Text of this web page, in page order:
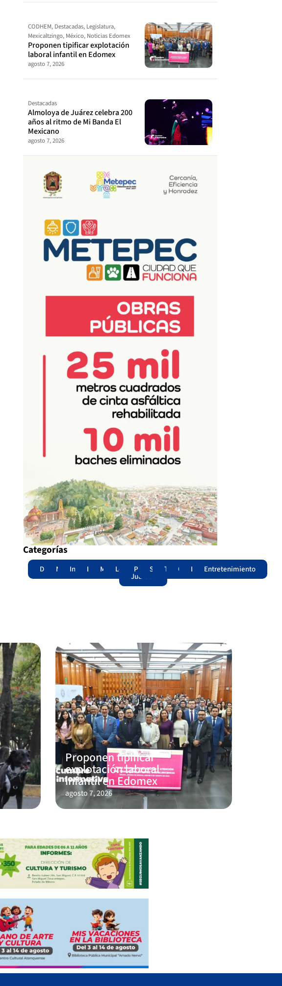
CODHEM, Destacadas, Legislatura,
Mexicaltzingo, México, Noticias Edomex
Proponen tipificar explotación
laboral infantil en Edomex
agosto 7, 2026
Destacadas
Almoloya de Juárez celebra 200
años al ritmo de Mi Banda El
Mexicano
agosto 7, 2026
Categorías
Destacadas
NacionalInternacional
EdomexMunicipiosLegislatura
Poder
Judicial
SeguridadTrámites
OpiniónLomitosEntretenimiento
Proponen tipificar
explotación laboral
infantil en Edomex
agosto 7, 2026